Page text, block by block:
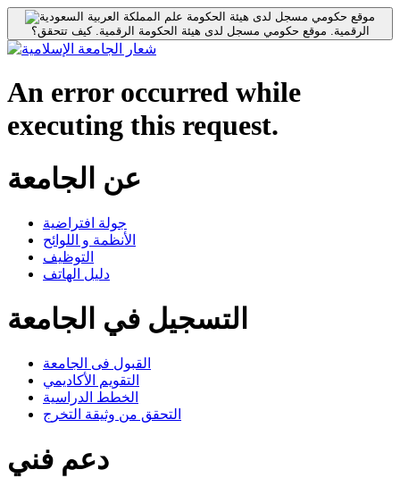
موقع حكومي مسجل لدى هيئة الحكومة
الرقمية. موقع حكومي مسجل لدى هيئة الحكومة الرقمية.كيف تتحقق؟
An error occurred while
executing this request.
عن الجامعة
جولة افتراضية
الأنظمة و اللوائح
التوظيف
دليل الهاتف
التسجيل في الجامعة
القبول فى الجامعة
التقويم الأكاديمي
الخطط الدراسية
التحقق من وثيقة التخرج
دعم فني